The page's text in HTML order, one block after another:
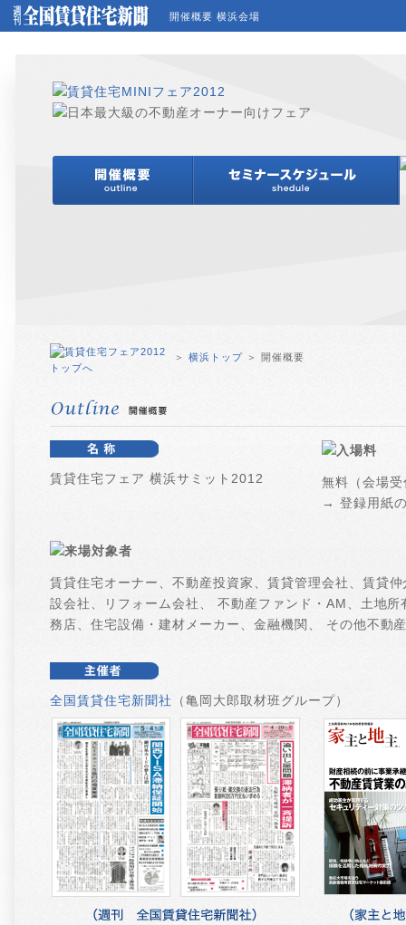
開催概要 横浜会場
＞ 横浜トップ＞ 開催概要
賃貸住宅フェア 横浜サミット2012
無料（会場
→ 登録用紙
賃貸住宅オーナー、不動産投資家、賃貸管理会社、賃貸
設会社、リフォーム会社、 不動産ファンド・AM、土地
務店、住宅設備・建材メーカー、金融機関、 その他不動
全国賃貸住宅新聞社 （亀岡大郎取材班グループ）